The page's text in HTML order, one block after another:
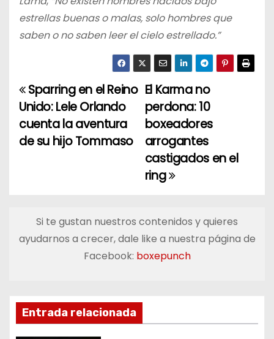
estrellas buenas o malas, solo hombres que
saben o no saben leer el cielo estrellado.”
N
a
v
c
ó
n
El Karma no
perdona: 10
boxeadores
arrogantes
castigados en el
ring
Sparring en el Reino
Unido: Lele Orlando
cuenta la aventura
de su hijo Tommaso
Si te gustan nuestros contenidos y quieres
ayudarnos a crecer, dale like a nuestra página de
Facebook: boxepunch
Entrada relacionada